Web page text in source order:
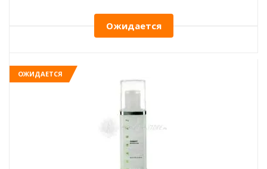
Ожидается
ОЖИДАЕТСЯ